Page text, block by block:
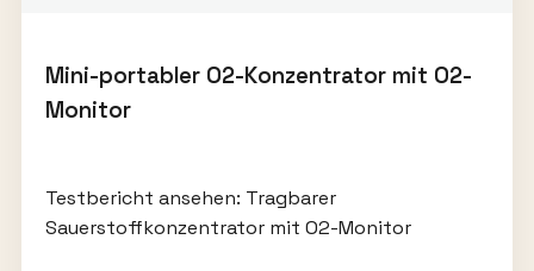
Mini-portabler O2-Konzentrator mit O2-
Monitor
Testbericht ansehen: Tragbarer
Sauerstoffkonzentrator mit O2-Monitor